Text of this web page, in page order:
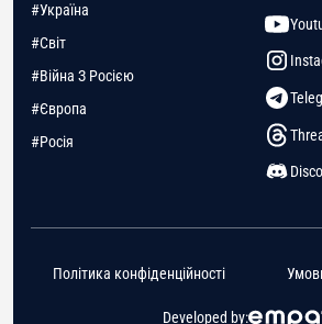
#Україна
#Світ
#Війна З Росією
#Європа
#Росія
Developed by:
Політика конфіденційності